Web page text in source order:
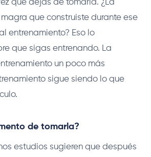
que dejas de tomarla. ¿La
que construiste durante ese
entrenamiento? Eso lo
que sigas entrenando. La
un poco más
sigue siendo lo que
de tomarla?
estudios sugieren que después